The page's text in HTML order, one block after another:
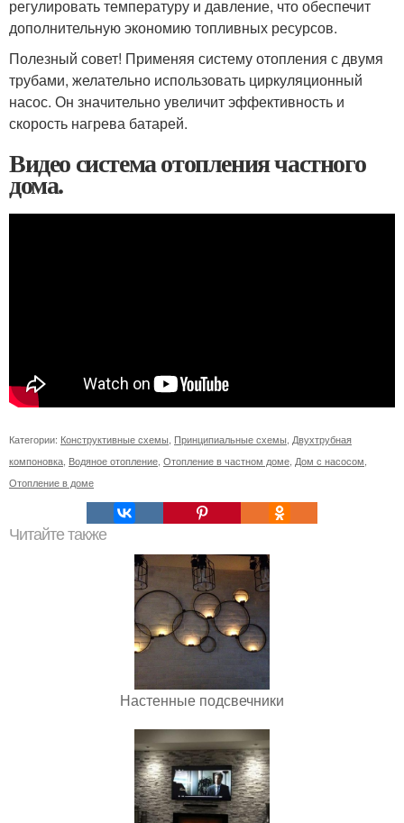
регулировать температуру и давление, что обеспечит
дополнительную экономию топливных ресурсов.
Полезный совет! Применяя систему отопления с двумя
трубами, желательно использовать циркуляционный
насос. Он значительно увеличит эффективность и
скорость нагрева батарей.
Видео система отопления частного
дома.
Категории: Конструктивные схемы Принципиальные схемы Двухтрубная
компоновка Водяное отопление Отопление в частном доме Дом с насосом
Отопление в доме
Читайте также
Настенные подсвечники